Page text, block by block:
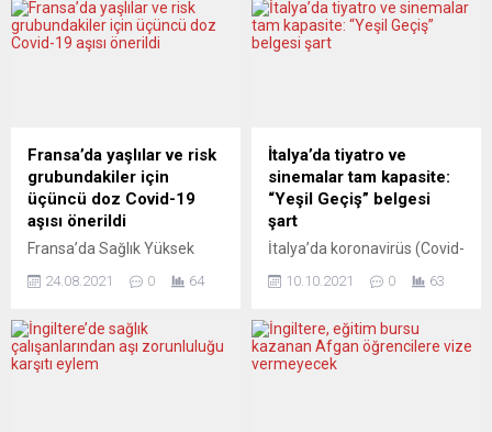
Fransa’da yaşlılar ve risk
grubundakiler için
üçüncü doz Covid-19
aşısı önerildi
Fransa’da Sağlık Yüksek
ile risk grubunda olan kişiler
(Covid-19) aşısı önerisinde
bulundu. HAS’tan yapılan
24.08.2021 0 64
İtalya’da tiyatro ve
sinemalar tam kapasite:
“Yeşil Geçiş” belgesi
şart
İtalya’da koronavirüs (Covid-
kapsamında alınan önlemler
sınırlandırılan tiyatro,
sinema ve kültürel
10.10.2021 0 63